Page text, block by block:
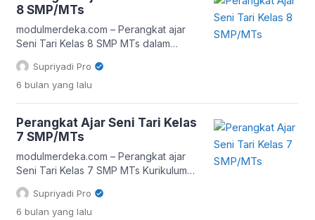
gerak, tetapi juga pemahaman konsep,
makna budaya, serta kemampuan
refleksi dan kreasi peserta didik. Oleh
karena itu, guru perlu menyiapkan
perangkat ajar […]
8 SMP/MTs
modulmerdeka.com – Perangkat ajar
Seni Tari Kelas 8 SMP MTs dalam
Kurikulum Merdeka dirancang untuk
mendorong pembelajaran yang
bermakna, kontekstual, dan berpusat
tidak hanya menekankan kemampuan
gerak dan teknik, tetapi juga
pemahaman konsep, refleksi estetika,
serta keterkaitan dengan budaya dan
kehidupan nyata. Oleh karena itu, […]
Supriyadi Pro
6 bulan yang lalu
Perangkat Ajar Seni Tari Kelas
7 SMP/MTs
modulmerdeka.com – Perangkat ajar
Seni Tari Kelas 7 SMP MTs Kurikulum
Merdeka berbasis deep learning
dirancang untuk membantu guru
menyelenggarakan pembelajaran yang
Supriyadi Pro
6 bulan yang lalu